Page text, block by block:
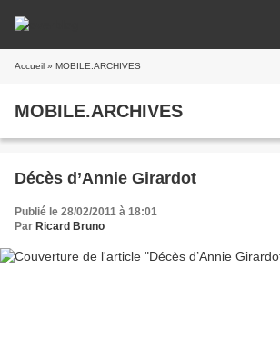
Accueil » MOBILE.ARCHIVES
MOBILE.ARCHIVES
Décès d’Annie Girardot
Publié le 28/02/2011 à 18:01
Par Ricard Bruno